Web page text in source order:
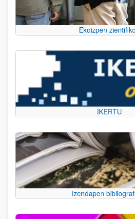
Ekoizpen
IKERTU
Izendapen